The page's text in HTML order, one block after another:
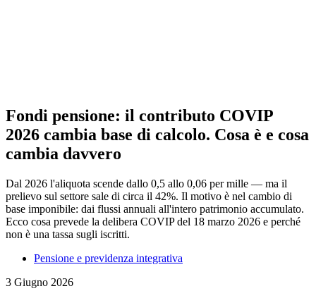
Fondi pensione: il contributo COVIP
2026 cambia base di calcolo. Cosa è e cosa
cambia davvero
Dal 2026 l'aliquota scende dallo 0,5 allo 0,06 per mille — ma il
prelievo sul settore sale di circa il 42%. Il motivo è nel cambio di
base imponibile: dai flussi annuali all'intero patrimonio accumulato.
Ecco cosa prevede la delibera COVIP del 18 marzo 2026 e perché
non è una tassa sugli iscritti.
Pensione e previdenza integrativa
3 Giugno 2026